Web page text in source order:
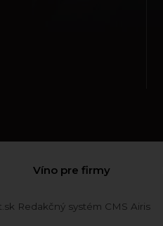
Víno pre firmy
Redakčný systém CMS Airis